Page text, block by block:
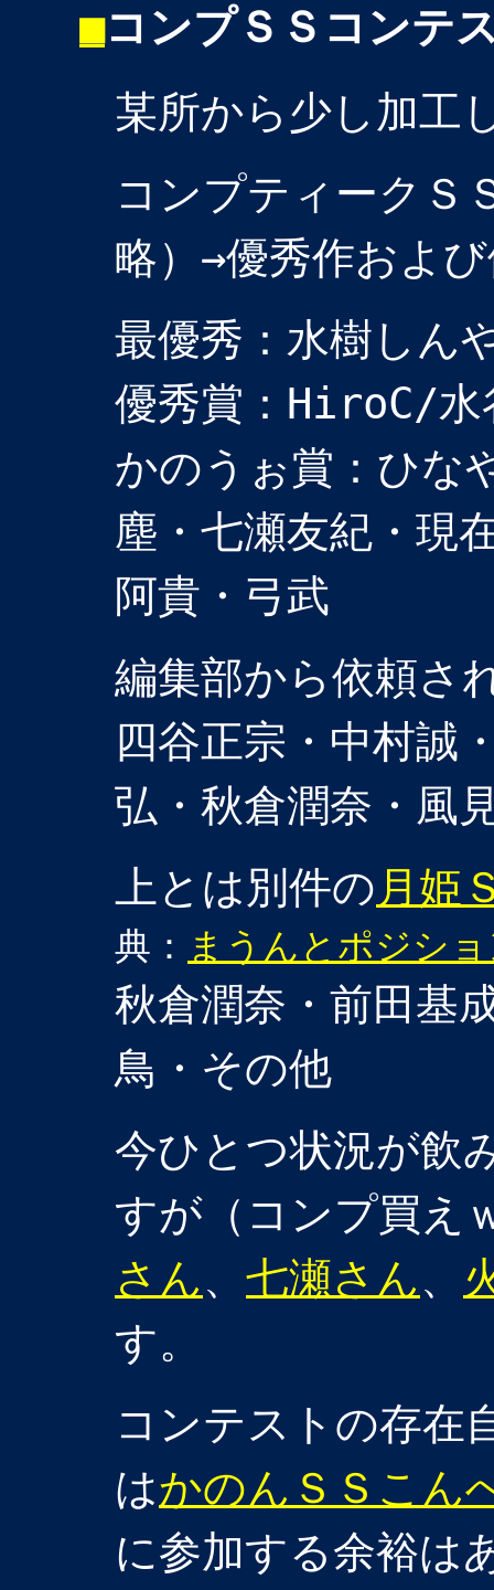
■コンプＳＳコンテ
某所から少し加工
コンプティークＳ
略）→優秀作およ
最優秀：水樹しん
優秀賞：HiroC/水
かのうぉ賞：ひな
塵・七瀬友紀・現
阿貴・弓武
編集部から依頼さ
四谷正宗・中村誠
弘・秋倉潤奈・風
上とは別件の月姫
典： まうんとポジシ
秋倉潤奈・前田基
鳥・その他
今ひとつ状況が飲
すが（コンプ買え
さん、 七瀬さん、
す。
コンテストの存在
はかのんＳＳこん
に参加する余裕は